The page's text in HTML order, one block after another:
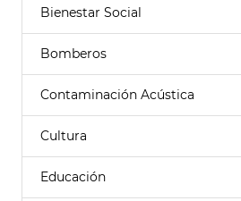
Bienestar Social
Bomberos
Contaminación Acústica
Cultura
Educación